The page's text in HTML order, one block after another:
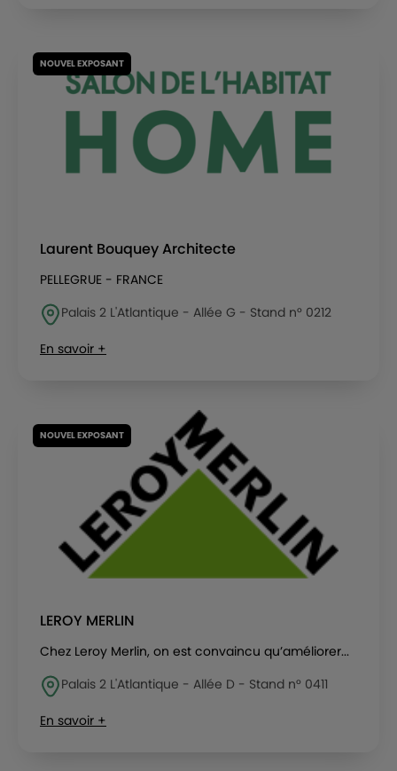
NOUVEL EXPOSANT
Laurent Bouquey Architecte
PELLEGRUE - FRANCE
Palais 2 L'Atlantique - Allée G - Stand n° 0212
En savoir +
NOUVEL EXPOSANT
LEROY MERLIN
Chez Leroy Merlin, on est convaincu qu’améliorer...
Palais 2 L'Atlantique - Allée D - Stand n° 0411
En savoir +